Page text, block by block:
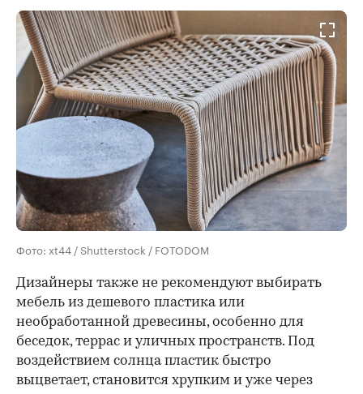
Фото: xt44 / Shutterstock / FOTODOM
Дизайнеры также не рекомендуют выбирать
мебель из дешевого пластика или
необработанной древесины, особенно для
беседок, террас и уличных пространств. Под
воздействием солнца пластик быстро
выцветает, становится хрупким и уже через